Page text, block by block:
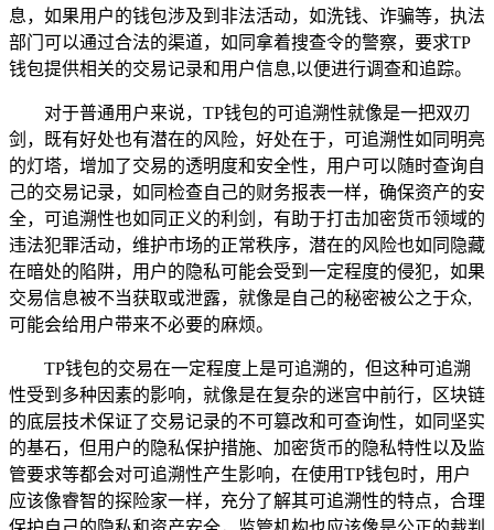
息，如果用户的钱包涉及到非法活动，如洗钱、诈骗等，执法
部门可以通过合法的渠道，如同拿着搜查令的警察，要求TP
钱包提供相关的交易记录和用户信息,以便进行调查和追踪。
对于普通用户来说，TP钱包的可追溯性就像是一把双刃
剑，既有好处也有潜在的风险，好处在于，可追溯性如同明亮
的灯塔，增加了交易的透明度和安全性，用户可以随时查询自
己的交易记录，如同检查自己的财务报表一样，确保资产的安
全，可追溯性也如同正义的利剑，有助于打击加密货币领域的
违法犯罪活动，维护市场的正常秩序，潜在的风险也如同隐藏
在暗处的陷阱，用户的隐私可能会受到一定程度的侵犯，如果
交易信息被不当获取或泄露，就像是自己的秘密被公之于众,
可能会给用户带来不必要的麻烦。
TP钱包的交易在一定程度上是可追溯的，但这种可追溯
性受到多种因素的影响，就像是在复杂的迷宫中前行，区块链
的底层技术保证了交易记录的不可篡改和可查询性，如同坚实
的基石，但用户的隐私保护措施、加密货币的隐私特性以及监
管要求等都会对可追溯性产生影响，在使用TP钱包时，用户
应该像睿智的探险家一样，充分了解其可追溯性的特点，合理